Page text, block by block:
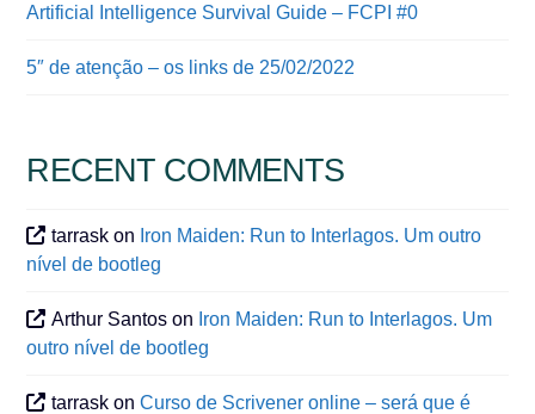
Artificial Intelligence Survival Guide – FCPI #0
5″ de atenção – os links de 25/02/2022
RECENT COMMENTS
tarrask on Iron Maiden: Run to Interlagos. Um outro
nível de bootleg
Arthur Santos on Iron Maiden: Run to Interlagos. Um
outro nível de bootleg
tarrask onCurso de Scrivener online – será que é